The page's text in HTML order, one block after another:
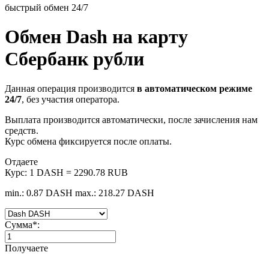
быстрый обмен 24/7
Обмен Dash на карту
Сбербанк рубли
Данная операция производится в автоматическом режиме
24/7, без участия оператора.
Выплата производится автоматически, после зачисления нам
средств.
Курс обмена фиксируется после оплаты.
Отдаете
Курс: 1 DASH = 2290.78 RUB
min.: 0.87 DASH max.: 218.27 DASH
Сумма*:
Получаете